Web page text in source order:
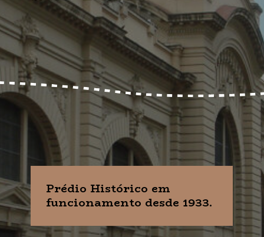
Prédio Histórico em
funcionamento desde 1933.